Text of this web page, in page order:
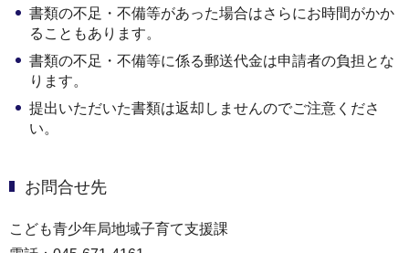
書類の不足・不備等があった場合はさらにお時間がかか
ることもあります。
書類の不足・不備等に係る郵送代金は申請者の負担とな
ります。
提出いただいた書類は返却しませんのでご注意くださ
い。
お問合せ先
こども青少年局地域子育て支援課